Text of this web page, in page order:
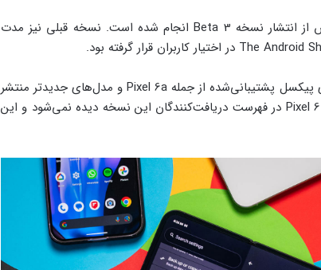
عرضه Android 17 QPR1 Beta 4 حدود سه هفته پس از انتشار نسخه Beta 3 انجام شده است. نسخه قبلی نیز مدت
بر اساس اعلام گوگل، این به‌روزرسانی برای گوشی‌های پیکسل پشتیبانی‌شده از جمله Pixel 6a و مدل‌های جدیدتر منتشر
شده است. با این حال، نام دو گوشی Pixel 6 و Pixel 6 Pro در فهرست دریافت‌کنندگان این نسخه دیده نمی‌شود و این